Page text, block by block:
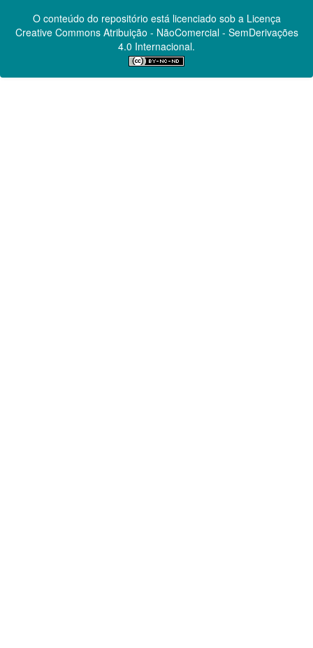
O conteúdo do repositório está licenciado sob a Licença
Creative CommonsAtribuição - NãoComercial - SemDerivações
4.0 Internacional.